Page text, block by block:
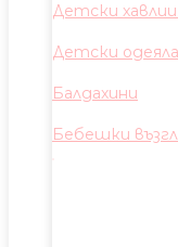
Детски
Детски одеяла
Балдахини
Бебешки